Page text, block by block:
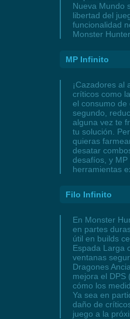
Nueva Mundo
libertad del
funcionalidad
Monster
MP Infinito
¡Cazadores al
críticos como
el consumo de
segundo,
alguna vez te
tu solución.
quieras
desatar
desafíos, y
herramientas
Filo Infinito
En Monster
en partes
útil en builds
Espada Larga
ventanas
Dragones
mejora el DPS
cómo los
Ya sea en
daño de
juego a la